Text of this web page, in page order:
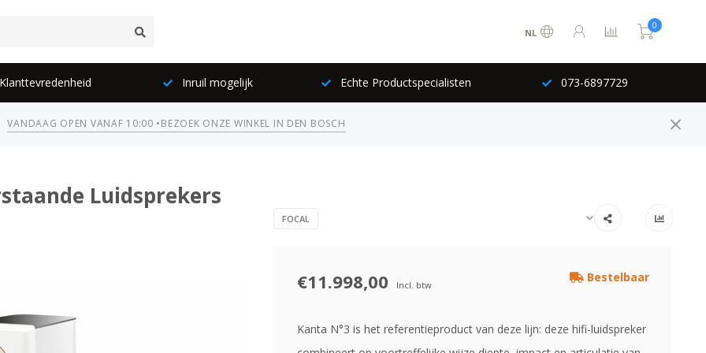
NL
0
Inruil mogelijk Echte Productspecialisten 073-6897729
VANDAAG OPEN VANAF 10:00 •BEZOEK ONZE WINKEL IN DEN BOSCH
Luidsprekers
FOCAL
€11.998,00 Incl. btw
Bestelbaar
Kanta N°3 is het referentieproduct van deze lijn: deze hifi-luidspreker